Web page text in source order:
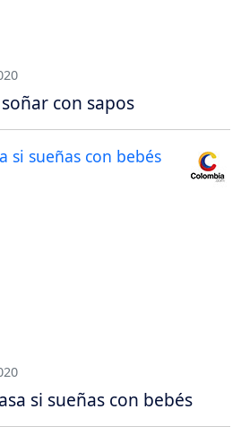
con sapos
si sueñas con bebés